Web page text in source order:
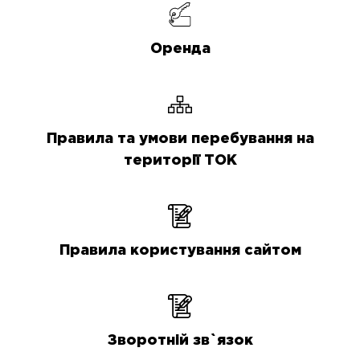
Оренда
Правила та умови перебування на
території ТОК
Правила користування сайтом
Зворотній зв`язок